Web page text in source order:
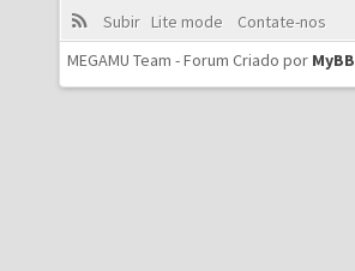
Subir Lite mode
Contate-nos
MEGAMU Team - Forum Criado por MyBB